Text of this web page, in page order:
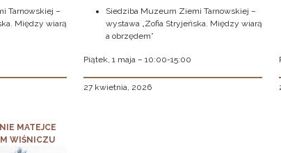
Tarnowskiej –
Między wiarą
Siedziba Muzeum Ziemi Tarnowskiej –
wystawa „Zofia Stryjeńska. Między wiarą
a obrzędem”
Piątek, 1 maja – 10:00-15:00
27 kwietnia, 2026
MATEJCE
WIŚNICZU